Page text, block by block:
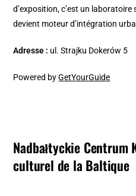
d’exposition, c’est un
devient moteur d’intégration
Adresse : ul. Strajku Dokerów 5
Powered byGetYourGuide
Nadbałtyckie Centrum
culturel de la Baltique